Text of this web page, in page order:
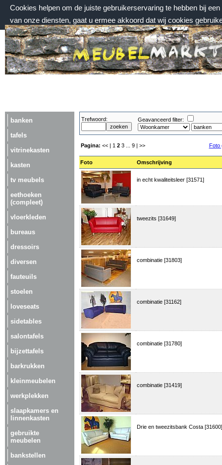
Cookies helpen om de juiste gebruikerservaring te hebben bij
van onze diensten, gaat u ermee akkoord dat wij cookies
vrijdag 7 augustus 2026, 16:36 uur
Welkom bij Meubelmarktplein.nl
banken
tafels
vitrinekasten
kasten
tv meubels
eethoeken
(compleet)
vloerkleden
bureaus
dressoirs
diversen
fauteuils
stoelen
loveseats
sidetables
salontafels
bijzettafels
barkrukken
kleinmeubelen
werkplekken
slaapkamers en
linnenkasten
gebruikte
meubelen
bankstellen
Trefwoord: Geavanceerd filter:
Pagina: << | 1 2 3 9 | >> Foto
Foto Omschrijving
in echt kwaliteitsleer [31571]
tweezits [31649]
combinatie [31803]
combinatie [31162]
combinatie [31780]
combinatie [31419]
Drie en tweezitsbank Costa [31600]